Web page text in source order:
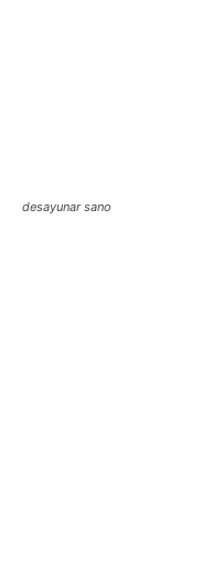
desayunar sano